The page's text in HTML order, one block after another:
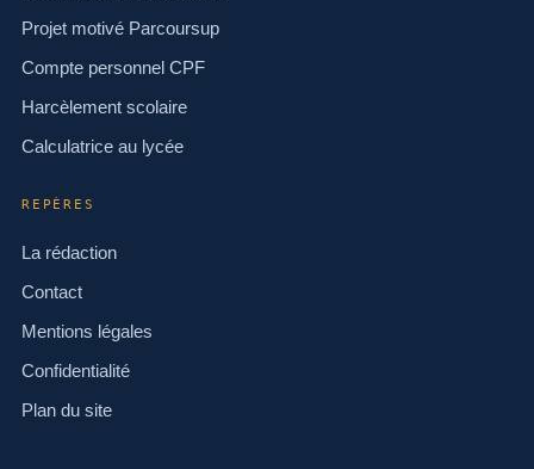
Projet motivé Parcoursup
Compte personnel CPF
Harcèlement scolaire
Calculatrice au lycée
REPÈRES
La rédaction
Contact
Mentions légales
Confidentialité
Plan du site